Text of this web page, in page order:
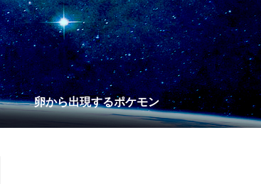
卵から出現するポケモン